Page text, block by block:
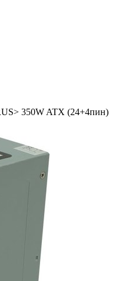
350W ATX (24+­4пин)